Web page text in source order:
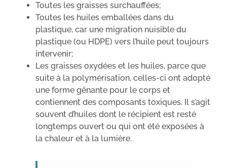
Toutes les graisses surchauffées;
Toutes les huiles emballées dans du
plastique, car une migration nuisible du
plastique (ou HDPE) vers l’huile peut toujours
intervenir;
Les graisses oxydées et les huiles, parce que
suite à la polymérisation, celles-ci ont adopté
une forme gênante pour le corps et
contiennent des composants toxiques. Il s’agit
souvent d’huiles dont le récipient est resté
longtemps ouvert ou qui ont été exposées à
la chaleur et à la lumière.